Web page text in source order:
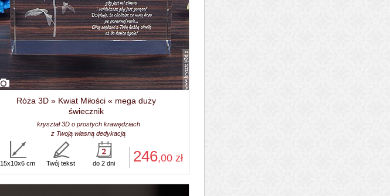
Róża 3D » Kwiat Miłości « mega duży
świecznik
kryształ 3D o prostych krawędziach
z Twoją własną dedykacją
246,00zł
15x10x6 cm Twój tekst do 2 dni